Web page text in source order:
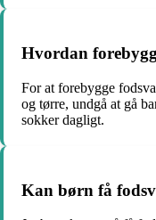
Hvordan
For at forebygge
og tørre, undgå at gå
sokker dagligt.
Kan børn få